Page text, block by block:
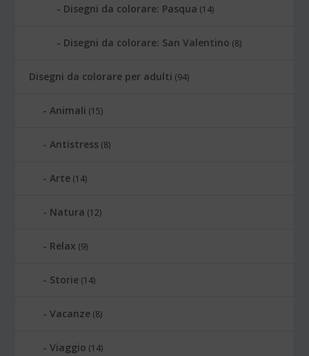
Disegni da colorare: Pasqua (14)
Disegni da colorare: San Valentino (8)
Disegni da colorare per adulti (94)
Animali (15)
Antistress (8)
Arte (14)
Natura (12)
Relax (9)
Storie (14)
Vacanze (8)
Viaggio (14)